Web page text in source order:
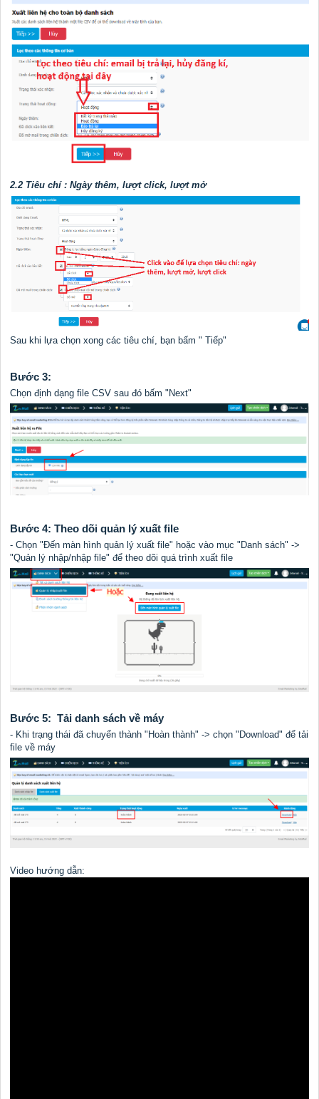
2.2 Tiêu chí : Ngày thêm, lượt click, lượt mở
Sau khi lựa chọn xong các tiêu chí, bạn bấm " Tiếp"
Bước 3:
Chọn định dạng file CSV sau đó bấm "Next"
Bước 4: Theo dõi quản lý xuất file
- Chọn "Đến màn hình quản lý xuất file" hoặc vào mục "Danh sách" ->
"Quản lý nhập/nhập file" để theo dõi quá trình xuất file
Bước 5: Tải danh sách về máy
- Khi trạng thái đã chuyển thành "Hoàn thành" -> chọn "Download" để tải
file về máy
Video hướng dẫn: